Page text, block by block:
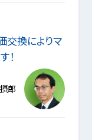
交換によりマ
！
郎